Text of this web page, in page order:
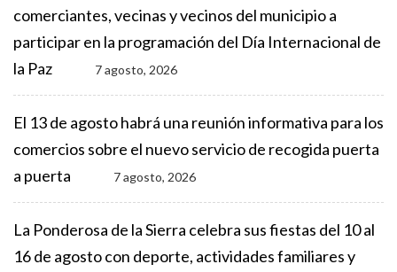
comerciantes, vecinas y vecinos del municipio a
participar en la programación del Día Internacional de
la Paz
7 agosto, 2026
El 13 de agosto habrá una reunión informativa para los
comercios sobre el nuevo servicio de recogida puerta
a puerta
7 agosto, 2026
La Ponderosa de la Sierra celebra sus fiestas del 10 al
16 de agosto con deporte, actividades familiares y